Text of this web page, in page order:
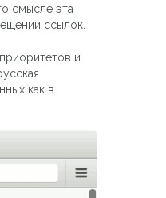
смысле эта
ссылок.
и
как в